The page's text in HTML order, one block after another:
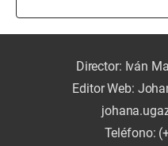
Director: Iván
Editor Web:
Teléfono: